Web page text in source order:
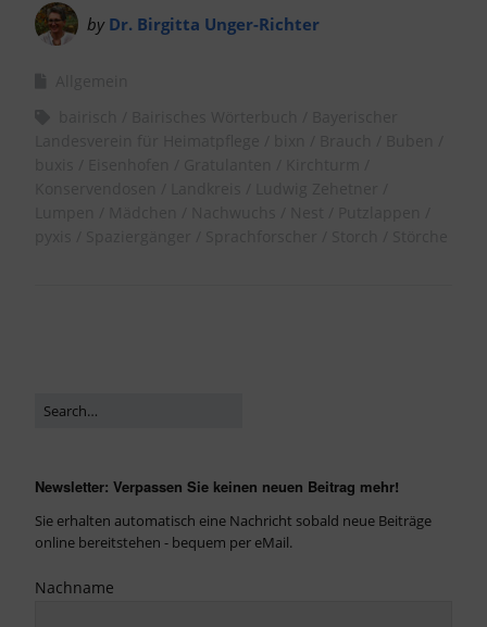
by Dr. Birgitta Unger-Richter
Newsletter: Verpassen Sie keinen neuen Beitrag mehr!
Sie erhalten automatisch eine Nachricht sobald neue Beiträge
online bereitstehen - bequem per eMail.
Nachname